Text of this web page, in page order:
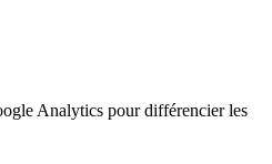
Analytics pour différencier les